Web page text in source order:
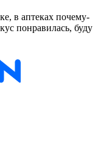
в аптеках почему-
понравилась, буду